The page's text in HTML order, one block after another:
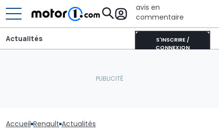
avis en
commentaire
S'INSCRIRE /
CONNEXION
Actualités
Accueil Renault Actualités